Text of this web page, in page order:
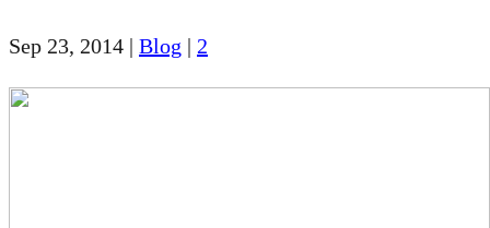
Sep 23, 2014 | Blog | 2